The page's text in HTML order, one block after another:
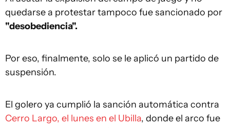
quedarse a protestar tampoco fue sancionado por
"desobediencia".
Por eso, finalmente, solo se le aplicó un partido de
suspensión.
El golero ya cumplió la sanción automática contra
Cerro Largo, el lunes en el Ubilla, donde el arco fue